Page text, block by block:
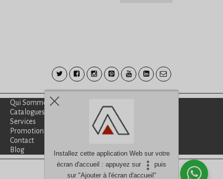
Besoin d'aide?discutez avec nous
Qui Sommes-Nous?
Catalogues
Services
Promotion
Contact
Blog
Installez cette application Web sur votre
écran d'accueil : appuyez sur
puis
sur "Ajouter à l'écran d'accueil"